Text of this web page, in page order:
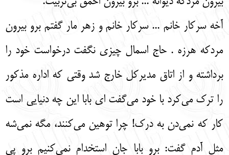
آخه سرکار خانم ... سرکار خانم و زهر مار گفتم برو بیرون
مردکه هرزه . حاج اسمال چیزی نگفت درخواست خود را
برداشته و از اتاق مدیرکل خارج شد وقتی که اداره مذکور
را ترک می‌کرد با خود می‌گفت ای بابا این چه دنیایی است
کار که نمی‌دن به درک! چرا توهین می‌کنند، مگه نمی‌شه
مثل آدم گفت: برو بابا جان استخدام نمی‌کنیم برو پی